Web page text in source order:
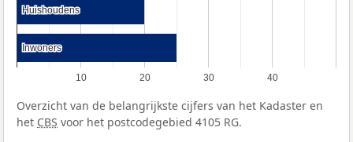
10 20 30 40
Huishoudens
Huishoudens
Inwoners
Inwoners
Overzicht van de belangrijkste cijfers van het Kadaster en
het CBS voor het postcodegebied 4105 RG.